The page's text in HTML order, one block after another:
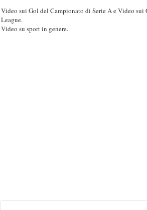
Video sui Gol del Campionato di Serie A e Video sui
League.
Video su sport in genere.